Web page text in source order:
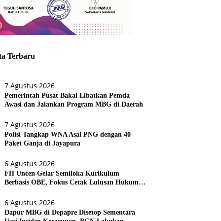
Terbaru
7 Agustus 2026
Pemerintah Pusat Bakal Libatkan Pemda
Awasi dan Jalankan Program MBG di Daerah
7 Agustus 2026
Polisi Tangkap WNA Asal PNG dengan 40
Paket Ganja di Jayapura
6 Agustus 2026
FH Uncen Gelar Semiloka Kurikulum
Berbasis OBE, Fokus Cetak Lulusan Hukum
6 Agustus 2026
Dapur MBG di Depapre Disetop Sementara